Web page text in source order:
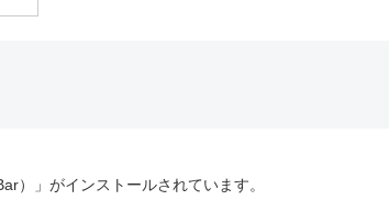
）」がインストールされています。